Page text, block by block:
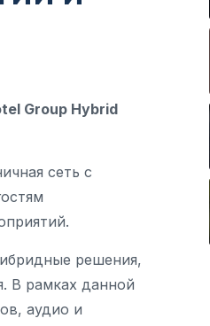
Group Hybrid
сеть с
решения,
В рамках данной
аудио и